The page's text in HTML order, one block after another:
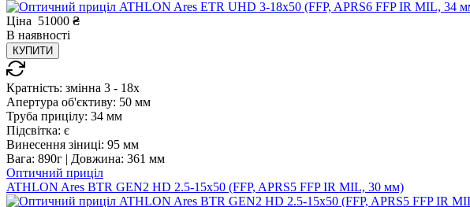
Ціна 51000 ₴
В наявності
КУПИТИ
Кратність: змінна 3 - 18x
Апертура об'єктиву: 50 мм
Труба прицілу: 34 мм
Підсвітка: є
Винесення зіниці: 95 мм
Вага: 890г | Довжина: 361 мм
Оптичний приціл
ATHLON Ares BTR GEN2 HD 2.5-15x50 (FFP, APRS5 FFP IR MIL, 30 мм)